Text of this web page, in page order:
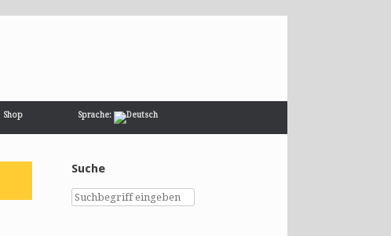
Shop Sprache:
Suche